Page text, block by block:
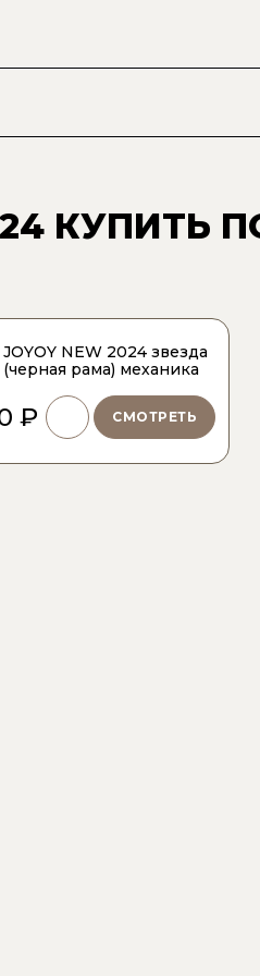
КУПИТЬ
NEW 2024 звезда
(черная рама) механика
₽ СМОТРЕТЬ